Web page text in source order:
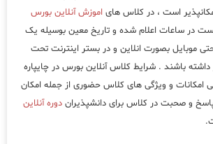
است ، در کلاس های اموزش آنلاین بورس
در ساعات اعلام شده و تاریخ معین بوسیله یک
موبایل بصورت انلاین و در بستر اینترنت تحت
باشند . شرایط کلاس آنلاین بورس در چایپاره
امکانات و ویژگی های کلاس حضوری از جمله امکان
و صحبت در کلاس برای دانشپذیران دوره آنلاین